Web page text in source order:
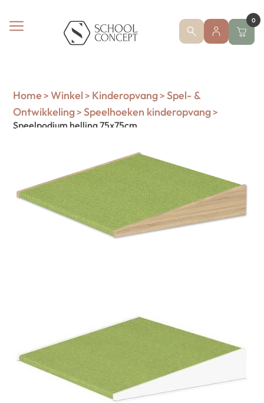
0
Home > Winkel > Kinderopvang> Spel- &
Ontwikkeling> Speelhoeken kinderopvang>
Speelpodium helling 75x75cm